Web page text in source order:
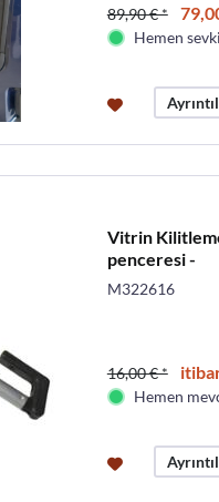
89,90 € *
Hemen
Vitrin
penceresi -
M322616
16,00 € *
Hemen